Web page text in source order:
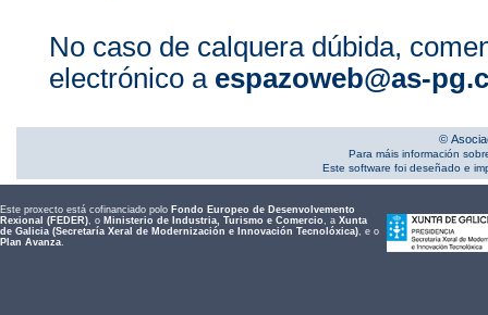
No caso de calquera dúbida,
electrónico a espazoweb@as-
©
Para máis información
Este software foi deseñado e
Este proxecto está cofinanciado polo Fondo Europeo de Desenvolvemento
Rexional (FEDER) , o Ministerio de Industria, Turismo e Comercio , a Xunta
de Galicia (Secretaría Xeral de Modernización e Innovación Tecnolóxica) , e o
Plan Avanza